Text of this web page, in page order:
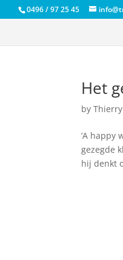
0496 / 97 25 45
Het
by
‘A happy
gezegde
hij denkt